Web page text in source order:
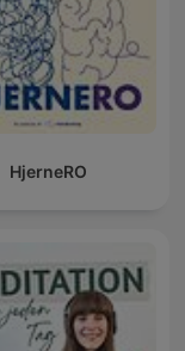
HjerneRO